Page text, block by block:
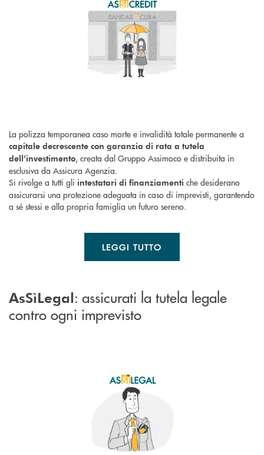
La polizza temporanea caso morte e invalidità totale permanente a
capitale decrescente con garanzia di rata a tutela
dell’investimento, creata dal Gruppo Assimoco e distribuita in
esclusiva da Assicura Agenzia.
Si rivolge a tutti gli intestatari di finanziamenti che desiderano
assicurarsi una protezione adeguata in caso di imprevisti, garantendo
a sé stessi e alla propria famiglia un futuro sereno.
LEGGI TUTTO
AsSìLegal: assicurati la tutela legale
contro ogni imprevisto